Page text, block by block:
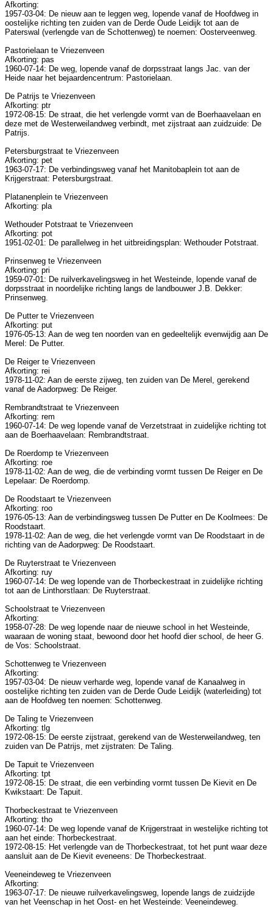
Afkorting:
1957-03-04: De nieuw aan te leggen weg, lopende vanaf de Hoofdweg in
oostelijke richting ten zuiden van de Derde Oude Leidijk tot aan de
Paterswal (verlengde van de Schottenweg) te noemen: Oosterveenweg.
Pastorielaan te Vriezenveen
Afkorting: pas
1960-07-14: De weg, lopende vanaf de dorpsstraat langs Jac. van der
Heide naar het bejaardencentrum: Pastorielaan.
De Patrijs te Vriezenveen
Afkorting: ptr
1972-08-15: De straat, die het verlengde vormt van de Boerhaavelaan en
deze met de Westerweilandweg verbindt, met zijstraat aan zuidzuide: De
Patrijs.
Petersburgstraat te Vriezenveen
Afkorting: pet
1963-07-17: De verbindingsweg vanaf het Manitobaplein tot aan de
Krijgerstraat: Petersburgstraat.
Platanenplein te Vriezenveen
Afkorting: pla
Wethouder Potstraat te Vriezenveen
Afkorting: pot
1951-02-01: De parallelweg in het uitbreidingsplan: Wethouder Potstraat.
Prinsenweg te Vriezenveen
Afkorting: pri
1959-07-01: De ruilverkavelingsweg in het Westeinde, lopende vanaf de
dorpsstraat in noordelijke richting langs de landbouwer J.B. Dekker:
Prinsenweg.
De Putter te Vriezenveen
Afkorting: put
1976-05-13: Aan de weg ten noorden van en gedeeltelijk evenwijdig aan De
Merel: De Putter.
De Reiger te Vriezenveen
Afkorting: rei
1978-11-02: Aan de eerste zijweg, ten zuiden van De Merel, gerekend
vanaf de Aadorpweg: De Reiger.
Rembrandtstraat te Vriezenveen
Afkorting: rem
1960-07-14: De weg lopende vanaf de Verzetstraat in zuidelijke richting tot
aan de Boerhaavelaan: Rembrandtstraat.
De Roerdomp te Vriezenveen
Afkorting: roe
1978-11-02: Aan de weg, die de verbinding vormt tussen De Reiger en De
Lepelaar: De Roerdomp.
De Roodstaart te Vriezenveen
Afkorting: roo
1976-05-13: Aan de verbindingsweg tussen De Putter en De Koolmees: De
Roodstaart.
1978-11-02: Aan de weg, die het verlengde vormt van De Roodstaart in de
richting van de Aadorpweg: De Roodstaart.
De Ruyterstraat te Vriezenveen
Afkorting: ruy
1960-07-14: De weg lopende van de Thorbeckestraat in zuidelijke richting
tot aan de Linthorstlaan: De Ruyterstraat.
Schoolstraat te Vriezenveen
Afkorting:
1958-07-28: De weg lopende naar de nieuwe school in het Westeinde,
waaraan de woning staat, bewoond door het hoofd dier school, de heer G.
de Vos: Schoolstraat.
Schottenweg te Vriezenveen
Afkorting:
1957-03-04: De nieuw verharde weg, lopende vanaf de Kanaalweg in
oostelijke richting ten zuiden van de Derde Oude Leidijk (waterleiding) tot
aan de Hoofdweg ten noemen: Schottenweg.
De Taling te Vriezenveen
Afkorting: tlg
1972-08-15: De eerste zijstraat, gerekend van de Westerweilandweg, ten
zuiden van De Patrijs, met zijstraten: De Taling.
De Tapuit te Vriezenveen
Afkorting: tpt
1972-08-15: De straat, die een verbinding vormt tussen De Kievit en De
Kwikstaart: De Tapuit.
Thorbeckestraat te Vriezenveen
Afkorting: tho
1960-07-14: De weg lopende vanaf de Krijgerstraat in westelijke richting tot
aan het einde: Thorbeckestraat.
1972-08-15: Het verlengde van de Thorbeckestraat, tot het punt waar deze
aansluit aan de De Kievit eveneens: De Thorbeckestraat.
Veeneindeweg te Vriezenveen
Afkorting:
1963-07-17: De nieuwe ruilverkavelingsweg, lopende langs de zuidzijde
van het Veenschap in het Oost- en het Westeinde: Veeneindeweg.